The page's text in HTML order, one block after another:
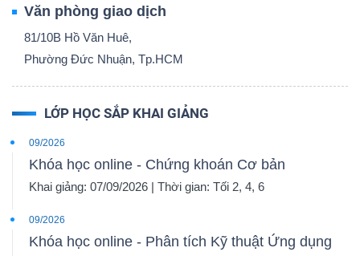
Văn phòng giao dịch
81/10B Hồ Văn Huê,
Phường Đức Nhuận, Tp.HCM
LỚP HỌC SẮP KHAI GIẢNG
09/2026
Khóa học online - Chứng khoán Cơ bản
Khai giảng: 07/09/2026 | Thời gian: Tối 2, 4, 6
09/2026
Khóa học online - Phân tích Kỹ thuật Ứng dụng